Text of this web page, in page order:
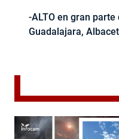
-ALTO en gran parte
Guadalajara,